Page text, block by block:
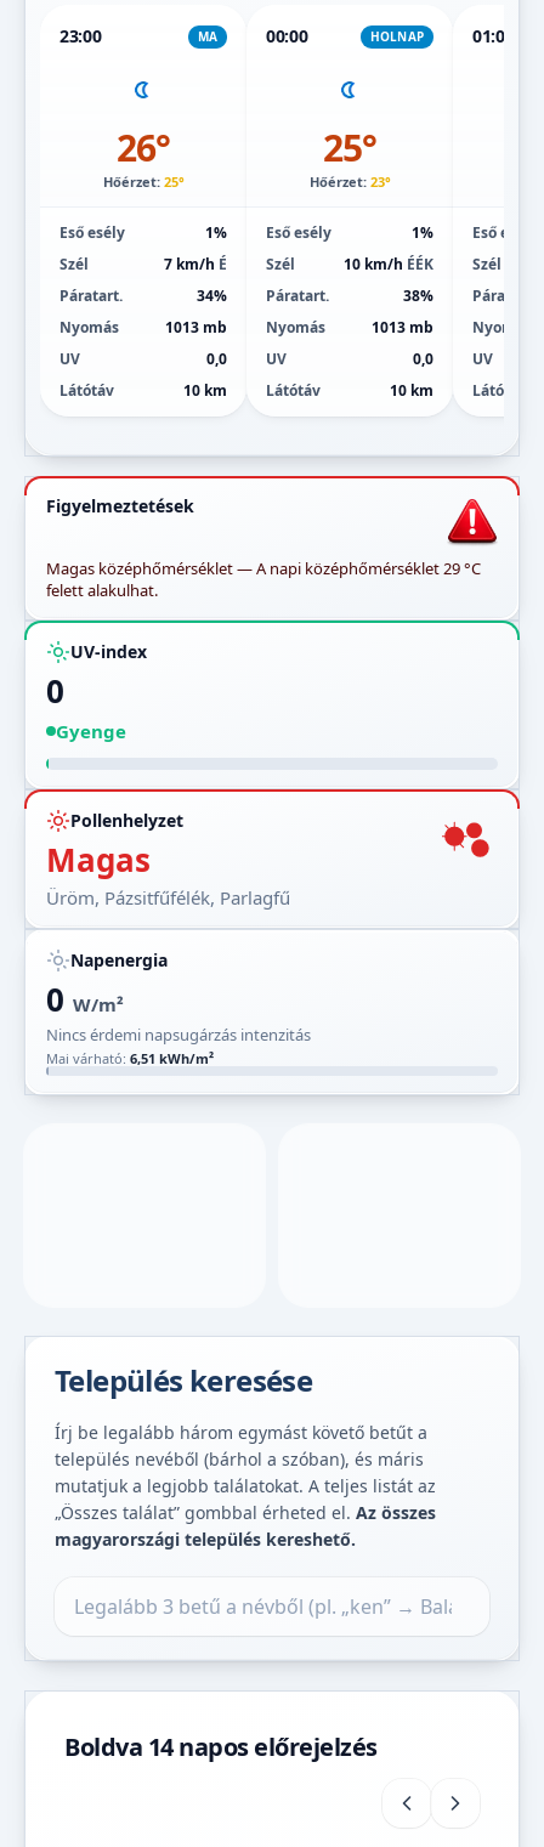
23:00 MA
26°
Hőérzet: 25°
Eső esély
1%
Szél
7 km/h É
Páratart.
34%
Nyomás
1013 mb
UV
0,0
Látótáv
10 km
00:00 HOLNAP
25°
Hőérzet: 23°
Eső esély
1%
Szél
10 km/h ÉÉK
Páratart.
38%
Nyomás
1013 mb
UV
0,0
Látótáv
10 km
01:00
Eső esély
Szél
Páratart.
Nyomás
UV
Látótáv
Figyelmeztetések
Magas középhőmérséklet — A napi középhőmérséklet 29 °C
felett alakulhat.
UV-index
0
Gyenge
Pollenhelyzet
Magas
Üröm, Pázsitfűfélék, Parlagfű
Napenergia
0 W/m²
Nincs érdemi napsugárzás intenzitás
Mai várható: 6,51 kWh/m²
Település keresése
Írj be legalább három egymást követő betűt a
település nevéből (bárhol a szóban), és máris
mutatjuk a legjobb találatokat. A teljes listát az
„Összes találat” gombbal érheted el. Az összes
magyarországi település kereshető.
Boldva 14 napos előrejelzés